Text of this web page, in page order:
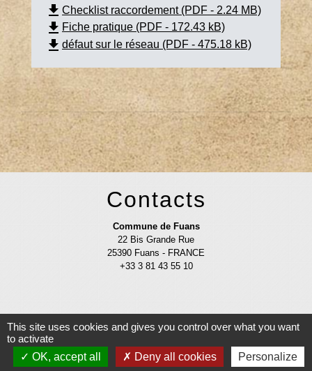
file_download Checklist raccordement (PDF - 2.24 MB)
file_download Fiche pratique (PDF - 172.43 kB)
file_download défaut sur le réseau (PDF - 475.18 kB)
Contacts
Commune de Fuans
22 Bis Grande Rue
25390 Fuans - FRANCE
+33 3 81 43 55 10
Mentions légales - Politique de confidentialité -
Accessibilité - Application mobile Localiti - Plan du site
This site uses cookies and gives you control over what you want
to activate
OK, accept all
Deny all cookies Personalize